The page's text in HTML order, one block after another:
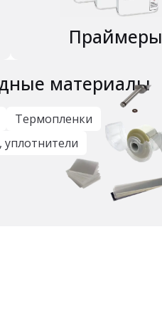
Праймеры
материалы
Термопленки
уплотнители